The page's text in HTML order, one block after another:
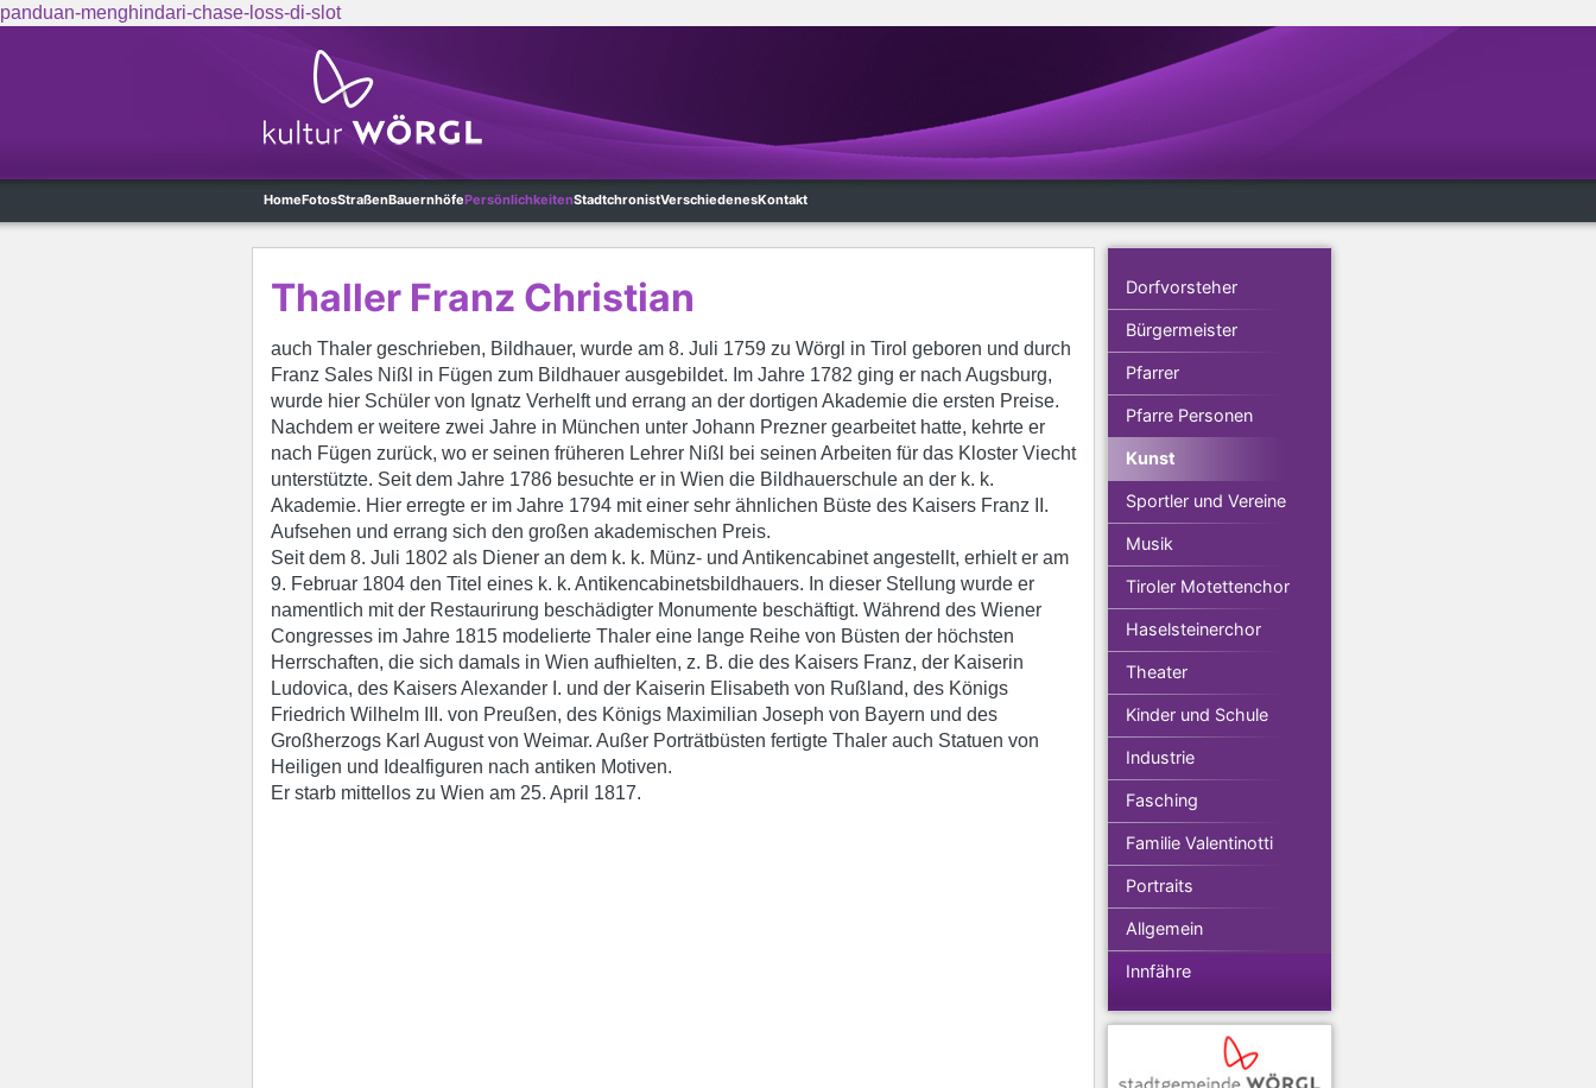
panduan-menghindari-chase-loss-di-slot
HomeFotosStraßenBauernhöfePersönlichkeitenStadtchronistVerschiedenesKontakt
Thaller Franz Christian
auch Thaler geschrieben, Bildhauer, wurde am 8. Juli 1759 zu Wörgl in Tirol geboren und durch
Franz Sales Nißl in Fügen zum Bildhauer ausgebildet. Im Jahre 1782 ging er nach Augsburg,
wurde hier Schüler von Ignatz Verhelft und errang an der dortigen Akademie die ersten Preise.
Nachdem er weitere zwei Jahre in München unter Johann Prezner gearbeitet hatte, kehrte er
nach Fügen zurück, wo er seinen früheren Lehrer Nißl bei seinen Arbeiten für das Kloster Viecht
unterstützte. Seit dem Jahre 1786 besuchte er in Wien die Bildhauerschule an der k. k.
Akademie. Hier erregte er im Jahre 1794 mit einer sehr ähnlichen Büste des Kaisers Franz II.
Aufsehen und errang sich den großen akademischen Preis.
Seit dem 8. Juli 1802 als Diener an dem k. k. Münz- und Antikencabinet angestellt, erhielt er am
9. Februar 1804 den Titel eines k. k. Antikencabinetsbildhauers. In dieser Stellung wurde er
namentlich mit der Restaurirung beschädigter Monumente beschäftigt. Während des Wiener
Congresses im Jahre 1815 modelierte Thaler eine lange Reihe von Büsten der höchsten
Herrschaften, die sich damals in Wien aufhielten, z. B. die des Kaisers Franz, der Kaiserin
Ludovica, des Kaisers Alexander I. und der Kaiserin Elisabeth von Rußland, des Königs
Friedrich Wilhelm III. von Preußen, des Königs Maximilian Joseph von Bayern und des
Großherzogs Karl August von Weimar. Außer Porträtbüsten fertigte Thaler auch Statuen von
Heiligen und Idealfiguren nach antiken Motiven.
Er starb mittellos zu Wien am 25. April 1817.
Dorfvorsteher
Bürgermeister
Pfarrer
Pfarre Personen
Kunst
Sportler und Vereine
Musik
Tiroler Motettenchor
Haselsteinerchor
Theater
Kinder und Schule
Industrie
Fasching
Familie Valentinotti
Portraits
Allgemein
Innfähre